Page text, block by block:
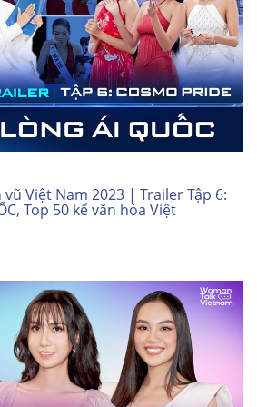
Việt Nam 2023 | Trailer Tập 6:
Top 50 kể văn hóa Việt